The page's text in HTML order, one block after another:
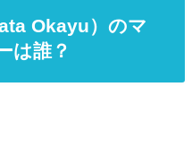
Okayu）のマ
は誰？